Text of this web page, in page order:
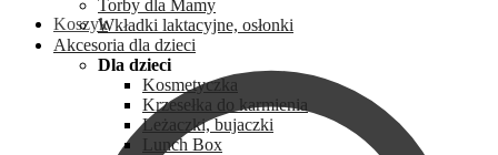
Koszyk
Torby dla Mamy
Wkładki laktacyjne, osłonki
Akcesoria dla dzieci
Dla dzieci
Kosmetyczka
Krzesełka do karmienia
Leżaczki, bujaczki
Lunch Box